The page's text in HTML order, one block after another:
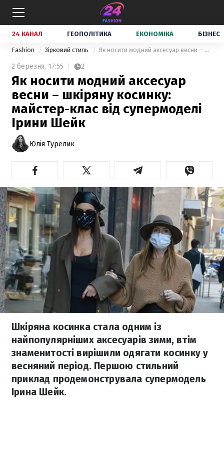
24 КАНАЛ ГЕОПОЛІТИКА ЕКОНОМІКА БІЗНЕС
Fashion Зірковий стиль Як носити модний аксесуар весни – шкіряну косинку: майстер-клас від супермоделі Ірини Шейк
2 березня, 17:55 2
Як носити модний аксесуар
весни – шкіряну косинку:
майстер-клас від супермоделі
Ірини Шейк
Юлія Турелик
Шкіряна косинка стала одним із
найпопулярніших аксесуарів зими, втім
знаменитості вирішили одягати косинку у
весняний період. Першою стильний
приклад продемонструвала супермодель
Ірина Шейк.